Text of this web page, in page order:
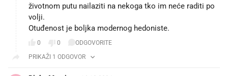
životnom putu nailaziti na nekoga tko im neće raditi po
volji.
Otuđenost je boljka modernog hedoniste.
0 0
ODGOVORITE
PRIKAŽI 1 ODGOVOR